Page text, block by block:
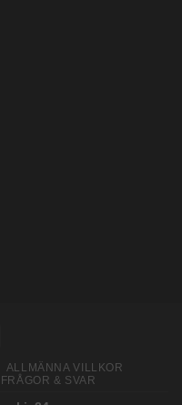
ALLMÄNNA VILLKOR
FRÅGOR & SVAR